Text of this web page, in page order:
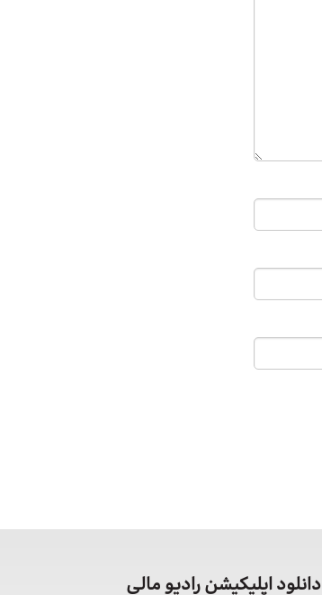
دانلود اپلیکیشن رادیو مالی